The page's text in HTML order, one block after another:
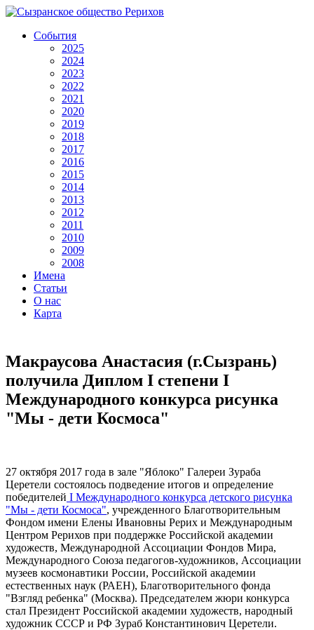
События
2025
2024
2023
2022
2021
2020
2019
2018
2017
2016
2015
2014
2013
2012
2011
2010
2009
2008
Имена
Статьи
О нас
Карта
Макраусова Анастасия (г.Сызрань)
получила Диплом I степени I
Международного конкурса рисунка
"Мы - дети Космоса"
27 октября 2017 года в зале "Яблоко" Галереи Зураба
Церетели состоялось подведение итогов и определение
победителей I Международного конкурса детского рисунка
"Мы - дети Космоса", учрежденного Благотворительным
Фондом имени Елены Ивановны Рерих и Международным
Центром Рерихов при поддержке Российской академии
художеств, Международной Ассоциации Фондов Мира,
Международного Союза педагогов-художников, Ассоциации
музеев космонавтики России, Российской академии
естественных наук (РАЕН), Благотворительного фонда
"Взгляд ребенка" (Москва). Председателем жюри конкурса
стал Президент Российской академии художеств, народный
художник СССР и РФ Зураб Константинович Церетели.